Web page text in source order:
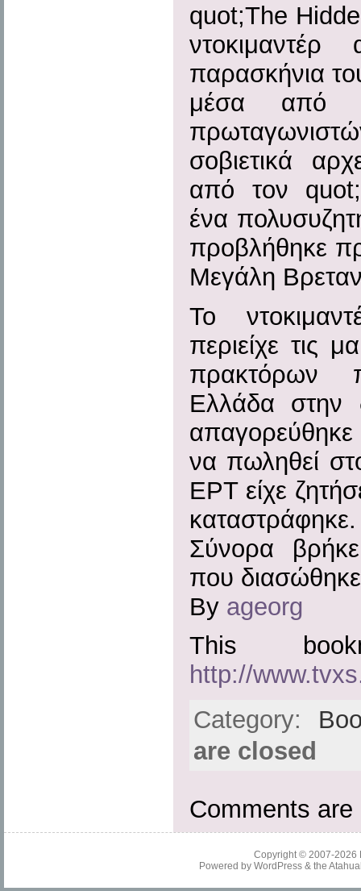
quot;The
ντοκιμαντέρ
παρασκήνια
μέσα από
σοβιετικά
από τον
ένα
προβλήθηκε
Μεγάλη
Το
περιείχε τις
πρακτόρων
Ελλάδα στην
να πωληθεί
ΕΡΤ είχε
Σύνορα
που
By ageorg
This
http://
Category:
are closed
Comments are
Copyright © 2007-2026
Powered by WordPress& the